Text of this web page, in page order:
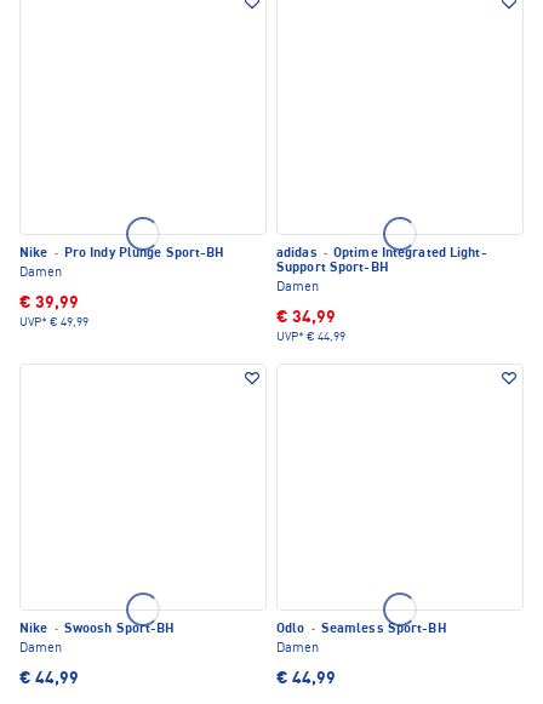
Nike · Pro Indy Plunge Sport-BH
Damen
€ 39,99
UVP* € 49,99
adidas · Optime Integrated Light-
Support Sport-BH
Damen
€ 34,99
UVP* € 44,99
Nike · Swoosh Sport-BH
Damen
€ 44,99
Odlo · Seamless Sport-BH
Damen
€ 44,99